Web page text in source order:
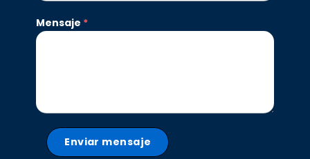
Mensaje *
Enviar mensaje